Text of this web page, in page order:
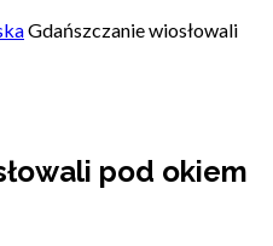
Gdańszczanie wiosłowali
pod okiem